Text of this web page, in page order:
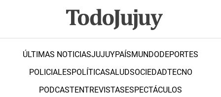
ÚLTIMAS NOTICIASJUJUYPAÍSMUNDODEPORTES
POLICIALESPOLÍTICASALUDSOCIEDADTECNO
PODCASTENTREVISTASESPECTÁCULOS